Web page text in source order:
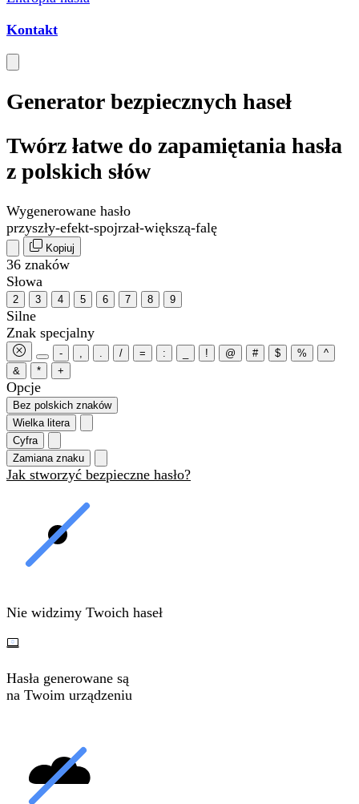
Kontakt
Generator bezpiecznych haseł
Twórz łatwe do zapamiętania hasła
z polskich słów
Wygenerowane hasło
przyszły-efekt-spojrzał-większą-falę
Kopiuj
36 znaków
Słowa
2 3 4 5 6 7 8 9
Silne
Znak specjalny
- / = : ! @ # $ %
^
&
* +
Opcje
Bez polskich znaków
Wielka litera
Cyfra
Zamiana znaku
Jak stworzyć bezpieczne hasło?
Nie widzimy Twoich haseł
Hasła generowane są
na Twoim urządzeniu